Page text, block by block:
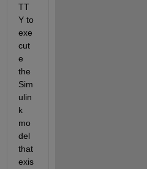
TT
Y to
exe
cut
e
the
Sim
ulin
k
mo
del
that
exis